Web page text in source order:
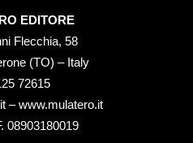
EDITORE
Flecchia, 58
(TO) – Italy
72615‬
–www.mulatero.it
08903180019